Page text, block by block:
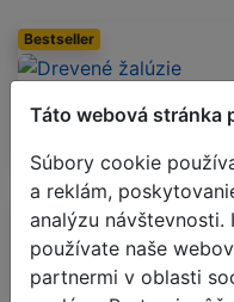
Táto webová stránka
Súbory cookie
a reklám,
analýzu
používate naše
partnermi v oblasti
Bestseller
Hliníkové žalúzie